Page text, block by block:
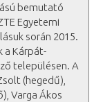
bemutató
Egyetemi
során 2015.
a Kárpát-
településen. A
(hegedű),
Varga Ákos